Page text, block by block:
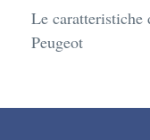
Le caratteristiche
Peugeot